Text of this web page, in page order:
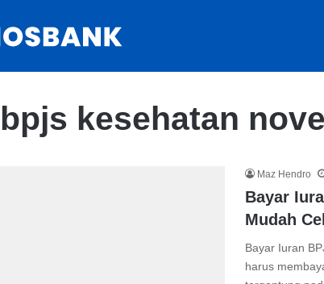
kesehatan
Maz Hendro
Bayar
Mudah
Bayar Iuran
harus